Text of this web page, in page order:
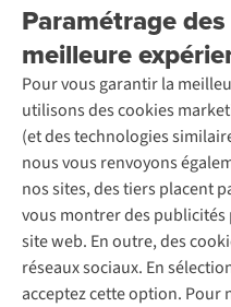
Paramétrage
meilleure
Pour vous garantir la
utilisons des cookies
(et des technologies
nous vous renvoyons
nos sites, des tiers placent
vous montrer des
site web. En outre, des
réseaux sociaux. En
acceptez cette option. Pour
Retourner
Rétractation d'une commande
Entretien & réparations
Garantie
Contactez-nous
Entreprise responsable
À propos d’Ayacucho
Nos magasins
À propos d’A.S.Adventure
Déclaration d'accessibilité
Location / Location sports
Seconde-main
Entretien de ski
Service de lavage
Entretien de chaussures
Réparation de chaussures
Réparation de vêtements
Retouches
Pour les entreprises
Découvrez
A.S.Magazine
Explore Camp
Gear Check
Expertise & conseils
Abonnez-vous à la